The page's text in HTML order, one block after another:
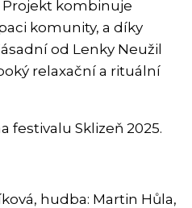
kombinuje
komunity, a díky
od Lenky Neužil
relaxační a rituální
festivalu Sklizeň 2025.
hudba: Martin Hůla,